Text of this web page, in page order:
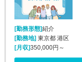
[勤務形態]紹介
[勤務地]東京都 港区
[月収]350,000円～